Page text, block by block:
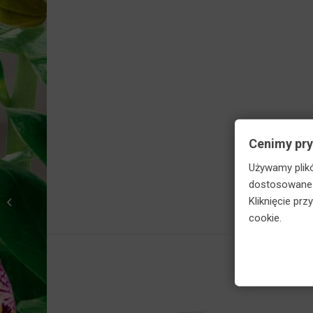
Cenimy
Używamy
Kliknięcie
cookie.